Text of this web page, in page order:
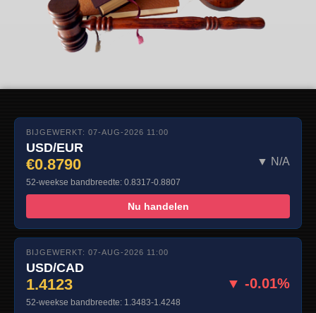
BIJGEWERKT: 07-AUG-2026 11:00
USD/EUR
€0.8790 ▼ N/A
52-weekse bandbreedte: 0.8317-0.8807
Nu handelen
BIJGEWERKT: 07-AUG-2026 11:00
USD/CAD
1.4123 ▼ -0.01%
52-weekse bandbreedte: 1.3483-1.4248